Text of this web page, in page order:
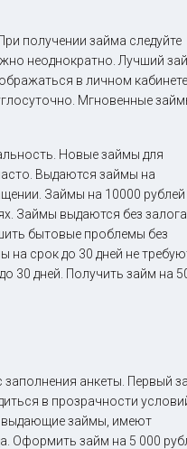
получении займа следуйте
неоднократно. Лучший
в личном
Мгновенные
Новые займы для
Выдаются займы на
Займы на 10000 рублей
Займы выдаются без
бытовые проблемы без
на срок до 30 дней не
30 дней. Получить займ на
анкеты. Первый
в прозрачности
выдающие займы, имеют
Оформить займ на 5 000